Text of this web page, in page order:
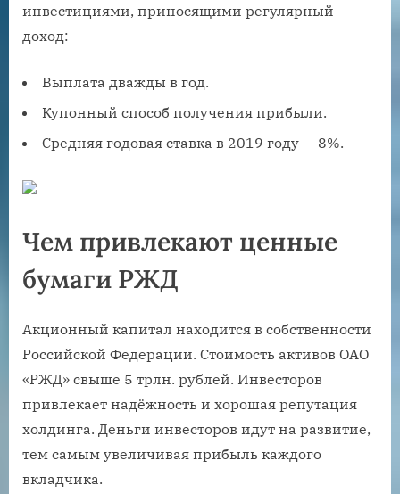
инвестициями, приносящими регулярный
доход:
Выплата дважды в год.
Купонный способ получения прибыли.
Средняя годовая ставка в 2019 году — 8%.
Чем привлекают ценные
бумаги РЖД
Акционный капитал находится в собственности
Российской Федерации. Стоимость активов ОАО
«РЖД» свыше 5 трлн. рублей. Инвесторов
привлекает надёжность и хорошая репутация
холдинга. Деньги инвесторов идут на развитие,
тем самым увеличивая прибыль каждого
вкладчика.